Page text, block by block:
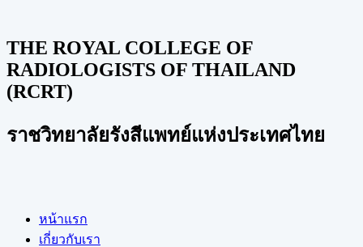
THE ROYAL COLLEGE OF
RADIOLOGISTS OF THAILAND
(RCRT)
ราชวิทยาลัยรังสีแพทย์แห่งประเทศไทย
หน้าแรก
เกี่ยวกับเรา